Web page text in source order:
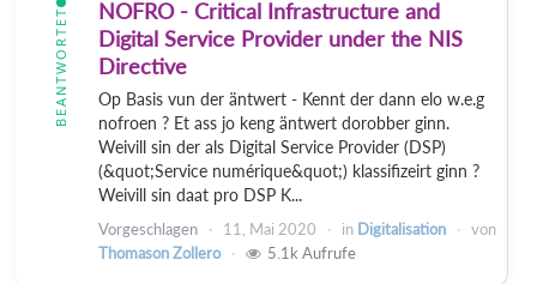
BEANTWORTET
NOFRO - Critical Infrastructure and
Digital Service Provider under the NIS
Directive
Op Basis vun der äntwert - Kennt der dann elo w.e.g
nofroen ? Et ass jo keng äntwert dorobber ginn.
Weivill sin der als Digital Service Provider (DSP)
(&quot;Service numérique&quot;) klassifizeirt ginn ?
Weivill sin daat pro DSP K...
Vorgeschlagen 11, Mai 2020 in Digitalisation
von
Thomason Zollero
5.1k Aufrufe